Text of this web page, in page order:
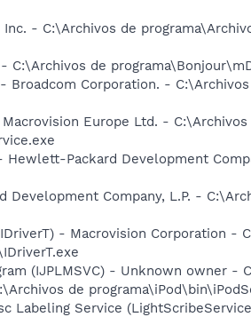
- C:\Archivos de
de
Corporation. -
Europe Ltd. -
Packard Development
Company, L.P. -
- Macrovision Corporation -
(IJPLMSVC) - Unknown owner -
de
Labeling Service